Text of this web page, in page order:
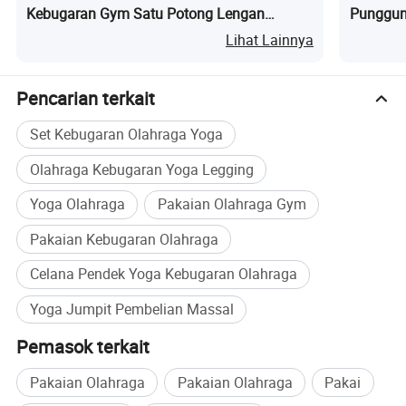
Kebugaran Gym Satu Potong Lengan
Pendek V-Belakang Jumpsuit Logo Kustom
Lihat Lainnya
Pencarian terkait
Set Kebugaran Olahraga Yoga
Olahraga Kebugaran Yoga Legging
Yoga Olahraga
Pakaian Olahraga Gym
Pakaian Kebugaran Olahraga
Celana Pendek Yoga Kebugaran Olahraga
Yoga Jumpit Pembelian Massal
Pemasok terkait
Pakaian Olahraga Pakaian Olahraga Pakai